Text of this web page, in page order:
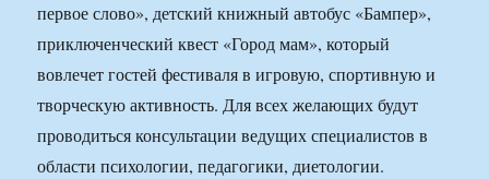
первое слово», детский книжный автобус «Бампер»,
приключенческий квест «Город мам», который
вовлечет гостей фестиваля в игровую, спортивную и
творческую активность. Для всех желающих будут
проводиться консультации ведущих специалистов в
области психологии, педагогики, диетологии.